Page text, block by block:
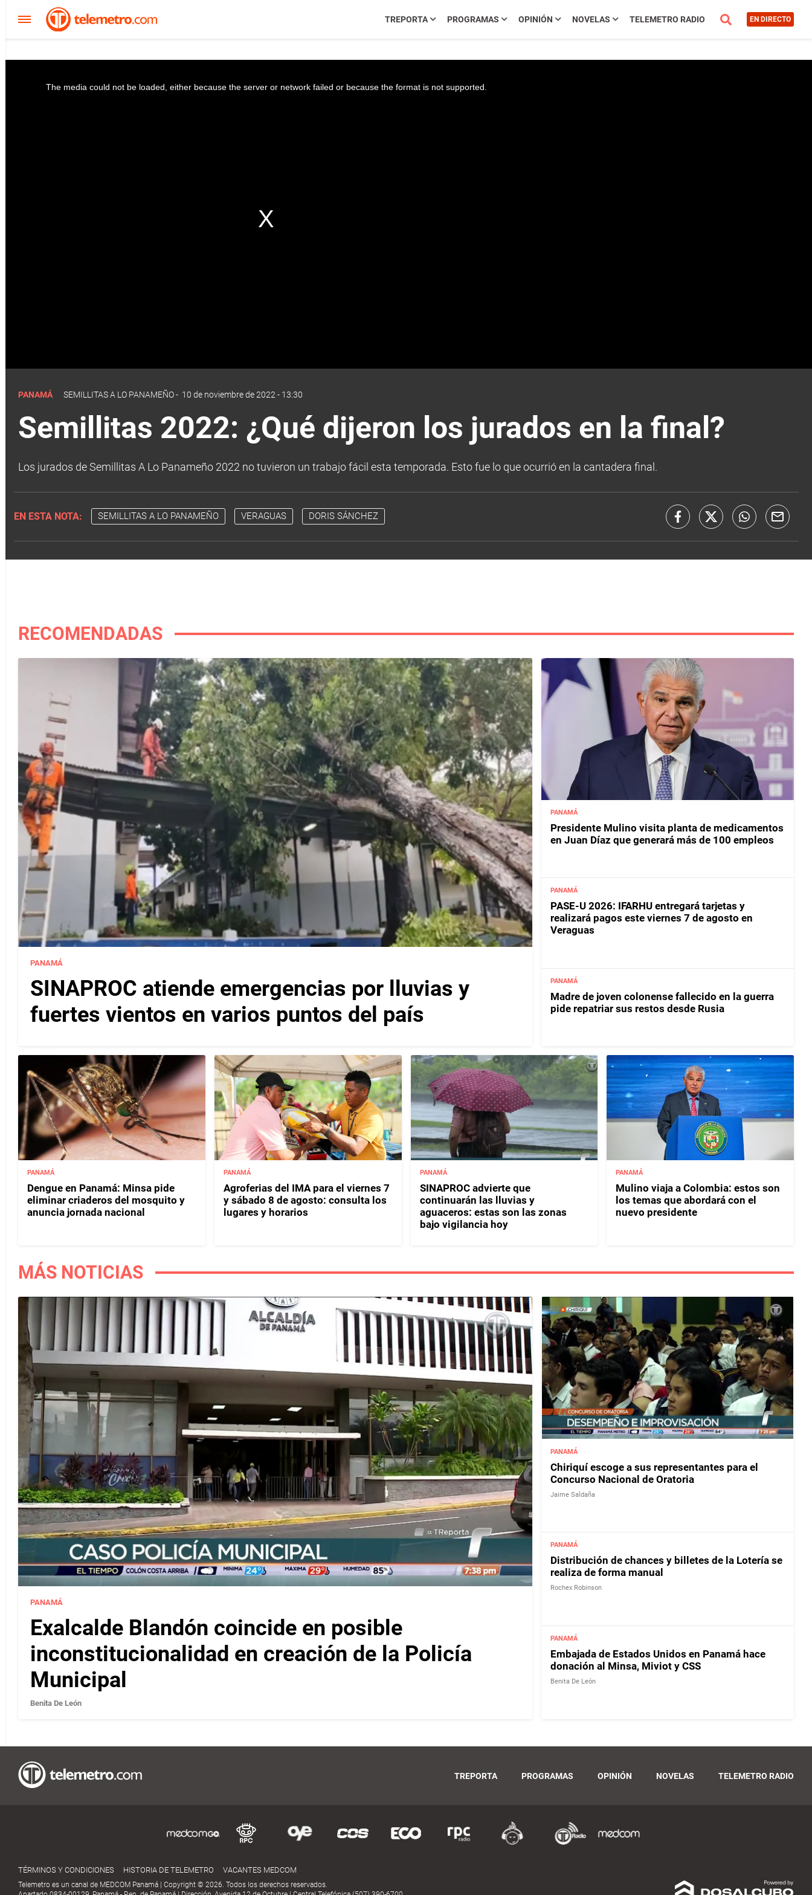
TREPORTA PROGRAMAS OPINIÓN NOVELAS TELEMETRO RADIO EN DIRECTO
The media could not be loaded, either because the server or network failed or because the format is not supported.
PANAMÁ SEMILLITAS A LO PANAMEÑO- 10 de noviembre de 2022 - 13:30
Semillitas 2022: ¿Qué dijeron los jurados en la final?
Los jurados de Semillitas A Lo Panameño 2022 no tuvieron un trabajo fácil esta temporada. Esto fue lo que ocurrió en la cantadera final.
EN ESTA NOTA: SEMILLITAS A LO PANAMEÑO VERAGUAS DORIS SÁNCHEZ
RECOMENDADAS
PANAMÁ
SINAPROC atiende emergencias por lluvias y
fuertes vientos en varios puntos del país
PANAMÁ
Presidente Mulino visita planta de medicamentos
en Juan Díaz que generará más de 100 empleos
PANAMÁ
PASE-U 2026: IFARHU entregará tarjetas y
realizará pagos este viernes 7 de agosto en
Veraguas
PANAMÁ
Madre de joven colonense fallecido en la guerra
pide repatriar sus restos desde Rusia
PANAMÁ
Dengue en Panamá: Minsa pide
eliminar criaderos del mosquito y
anuncia jornada nacional
PANAMÁ
Agroferias del IMA para el viernes 7
y sábado 8 de agosto: consulta los
lugares y horarios
PANAMÁ
SINAPROC advierte que
continuarán las lluvias y
aguaceros: estas son las zonas
bajo vigilancia hoy
PANAMÁ
Mulino viaja a Colombia: estos son
los temas que abordará con el
nuevo presidente
MÁS NOTICIAS
PANAMÁ
Exalcalde Blandón coincide en posible
inconstitucionalidad en creación de la Policía
Municipal
Benita De León
PANAMÁ
Chiriquí escoge a sus representantes para el
Concurso Nacional de Oratoria
Jaime Saldaña
PANAMÁ
Distribución de chances y billetes de la Lotería se
realiza de forma manual
Rochex Robinson
PANAMÁ
Embajada de Estados Unidos en Panamá hace
donación al Minsa, Miviot y CSS
Benita De León
TREPORTA PROGRAMAS OPINIÓN NOVELAS TELEMETRO RADIO
TÉRMINOS Y CONDICIONES HISTORIA DE TELEMETRO VACANTES MEDCOM
Telemetro es un canal de MEDCOM Panamá | Copyright © 2026. Todos los derechos reservados.